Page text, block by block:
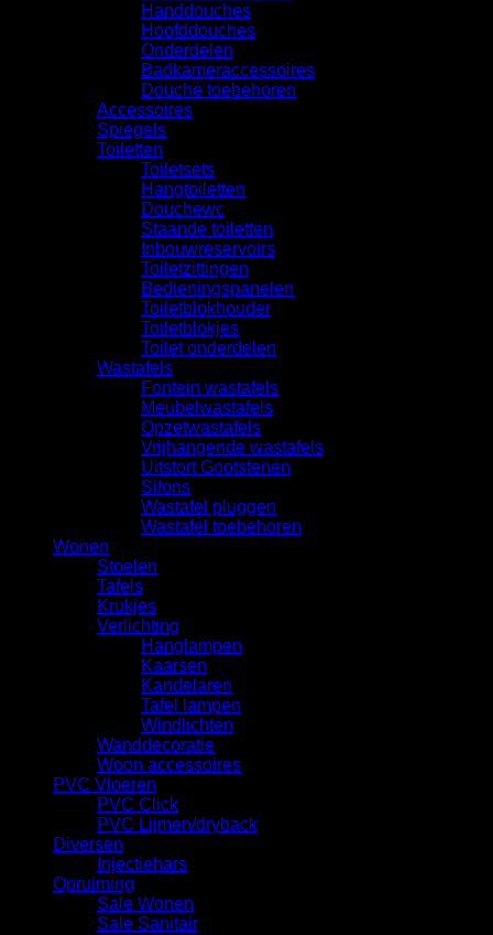
Handdouches
Hoofddouches
Onderdelen
Badkameraccessoires
Douche toebehoren
Accessoires
Spiegels
Toiletten
Toiletsets
Hangtoiletten
Douchewc
Staande toiletten
Inbouwreservoirs
Toiletzittingen
Bedieningspanelen
Toiletblokhouder
Toiletblokjes
Toilet onderdelen
Wastafels
Fontein wastafels
Meubelwastafels
Opzetwastafels
Vrijhangende wastafels
Uitstort Gootstenen
Sifons
Wastafel pluggen
Wastafel toebehoren
Wonen
Stoelen
Tafels
Krukjes
Verlichting
Hanglampen
Kaarsen
Kandelaren
Tafel lampen
Windlichten
Wanddecoratie
Woon accessoires
PVC Vloeren
PVC Click
PVC Lijmen/dryback
Diversen
Injectiehars
Opruiming
Sale Wonen
Sale Sanitair